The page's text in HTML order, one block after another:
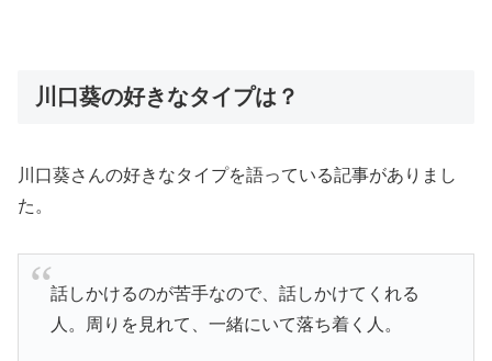
川口葵の好きなタイプは？
川口葵さんの好きなタイプを語っている記事がありまし
た。
話しかけるのが苦手なので、話しかけてくれる
人。周りを見れて、一緒にいて落ち着く人。